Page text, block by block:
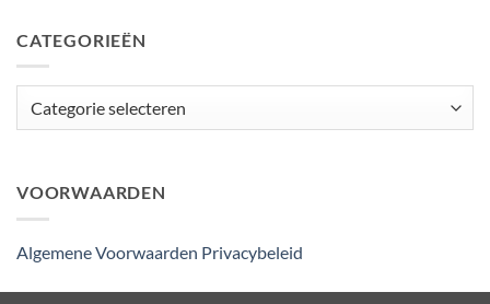
CATEGORIEËN
VOORWAARDEN
Algemene Voorwaarden Privacybeleid